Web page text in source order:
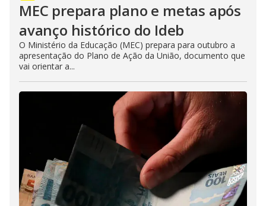
MEC prepara plano e metas após
avanço histórico do Ideb
O Ministério da Educação (MEC) prepara para outubro a
apresentação do Plano de Ação da União, documento que
vai orientar a...